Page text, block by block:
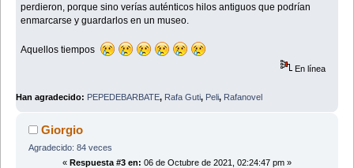
perdieron, porque sino verías auténticos hilos antiguos que podrían
enmarcarse y guardarlos en un museo.
Aquellos tiempos
En línea
Han agradecido: PEPEDEBARBATE, Rafa Guti, Peli, Rafanovel
Giorgio
Agradecido: 84 veces
« Respuesta #3 en: 06 de Octubre de 2021, 02:24:47 pm »